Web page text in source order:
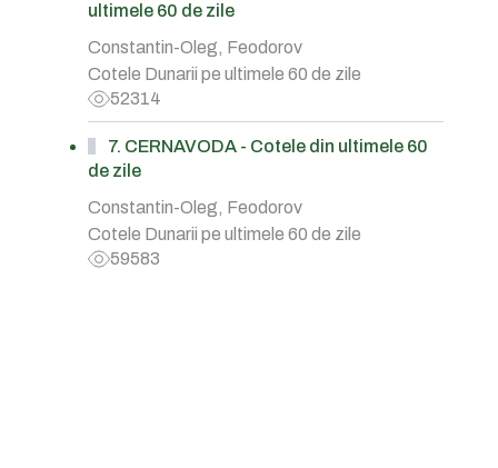
ultimele 60 de zile
Constantin-Oleg, Feodorov
Cotele Dunarii pe ultimele 60 de zile
52314
7. CERNAVODA - Cotele din ultimele 60
de zile
Constantin-Oleg, Feodorov
Cotele Dunarii pe ultimele 60 de zile
59583